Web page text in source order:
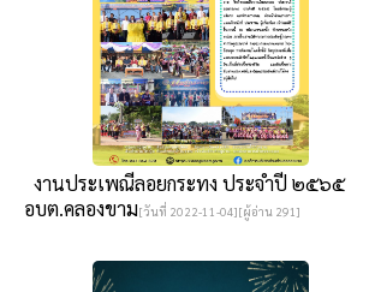
งานประเพณีลอยกระทง ประจำปี ๒๕๖๕
อบต.คลองขาม[วันที่ 2022-11-04][ผู้อ่าน 291]